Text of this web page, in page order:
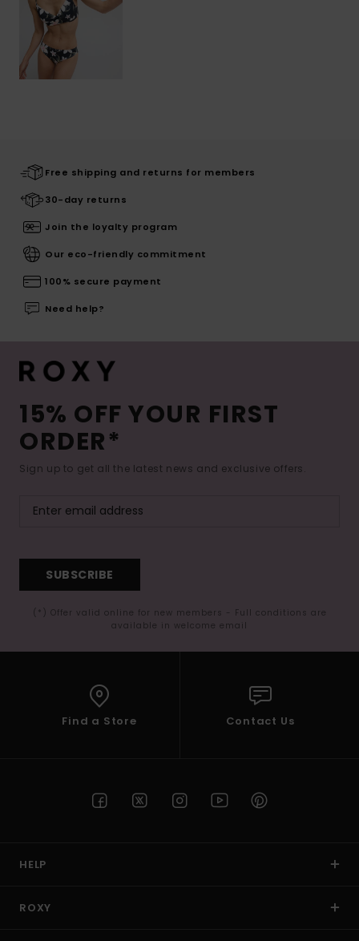
Free shipping and returns for members
30-day returns
Join the loyalty program
Our eco-friendly commitment
100% secure payment
Need help?
15% OFF YOUR FIRST
ORDER*
Sign up to get all the latest news and exclusive offers.
SUBSCRIBE
(*) Offer valid online for new members - Full conditions are
available in welcome email
Find a Store Contact Us
HELP
ROXY